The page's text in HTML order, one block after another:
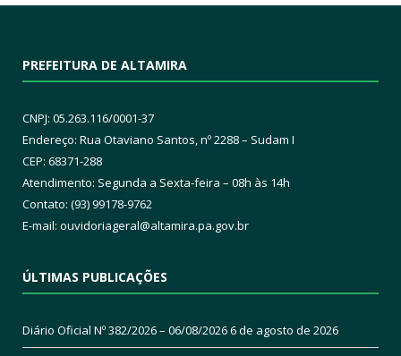
PREFEITURA DE ALTAMIRA
CNPJ: 05.263.116/0001-37
Endereço: Rua Otaviano Santos, nº 2288 – Sudam I
CEP: 68371-288
Atendimento: Segunda a Sexta-feira – 08h às 14h
Contato: (93) 99178-9762
E-mail: ouvidoriageral@altamira.pa.gov.br
ÚLTIMAS PUBLICAÇÕES
Diário Oficial Nº 382/2026 – 06/08/20266 de agosto de 2026